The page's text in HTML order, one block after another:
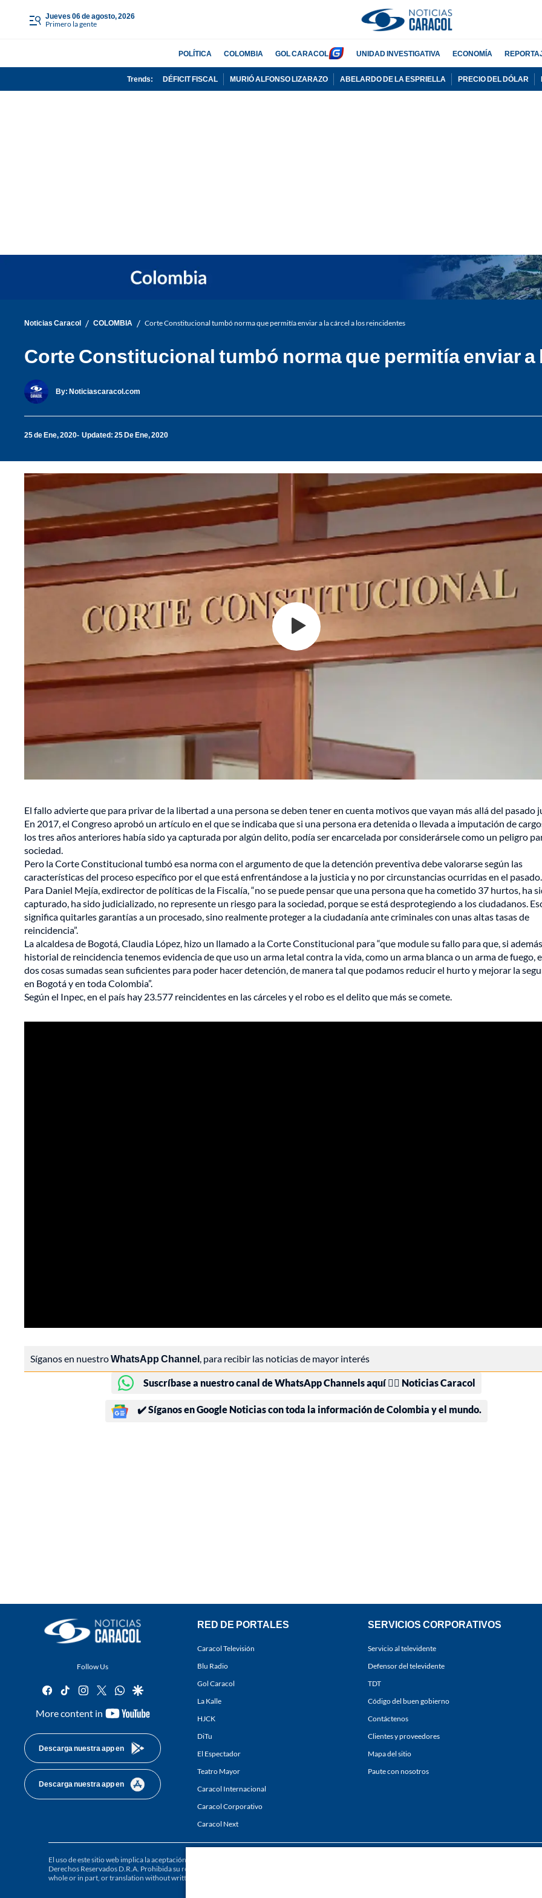
jueves 06 de agosto, 2026
Primero la gente
POLÍTICA COLOMBIA GOL CARACOL UNIDAD INVESTIGATIVA ECONOMÍA
Trends: DÉFICIT FISCAL MURIÓ ALFONSO LIZARAZO ABELARDO DE LA ESPRIELLA PRECIO DEL DÓLAR
Noticias Caracol / COLOMBIA / Corte Constitucional tumbó norma que permitía enviar a la cárcel a los reincidentes
Corte Constitucional tumbó norma que permitía enviar
By: Noticiascaracol.com
25 de Ene, 2020 Updated: 25 De Ene, 2020
El fallo advierte que para privar de la libertad a una persona se deben tener en cuenta motivos que vayan más allá del pasado
En 2017, el Congreso aprobó un artículo en el que se indicaba que si una persona era detenida o llevada a imputación de
los tres años anteriores había sido ya capturada por algún delito, podía ser encarcelada por considerársele como un peligro
sociedad.
Pero la Corte Constitucional tumbó esa norma con el argumento de que la detención preventiva debe valorarse según las
características del proceso específico por el que está enfrentándose a la justicia y no por circunstancias ocurridas en el pasado.
Para Daniel Mejía, exdirector de políticas de la Fiscalía, “no se puede pensar que una persona que ha cometido 37 hurtos, ha
capturado, ha sido judicializado, no represente un riesgo para la sociedad, porque se está desprotegiendo a los ciudadanos.
significa quitarles garantías a un procesado, sino realmente proteger a la ciudadanía ante criminales con unas altas tasas de
reincidencia”.
La alcaldesa de Bogotá, Claudia López, hizo un llamado a la Corte Constitucional para “que module su fallo para que, si
historial de reincidencia tenemos evidencia de que uso un arma letal contra la vida, como un arma blanca o un arma de fuego,
dos cosas sumadas sean suficientes para poder hacer detención, de manera tal que podamos reducir el hurto y mejorar la
en Bogotá y en toda Colombia”.
Según el Inpec, en el país hay 23.577 reincidentes en las cárceles y el robo es el delito que más se comete.
Síganos en nuestroWhatsApp Channel, para recibir las noticias de mayor interés
Suscríbase a nuestro canal de WhatsApp Channels aquí 👉🏻 Noticias Caracol
✔️ Síganos en Google Noticias con toda la información de Colombia y el mundo.
Follow Us
facebook
tiktok instagram
twitterwhatsapp
google
More content in
youtube-
Descarga nuestra app en
Descarga nuestra app en
RED DE PORTALES
Caracol Televisión
Blu Radio
Gol Caracol
La Kalle
HJCK
DiTu
El Espectador
Teatro Mayor
Caracol Internacional
Caracol Corporativo
Caracol Next
SERVICIOS CORPORATIVOS
Servicio al televidente
Defensor del televidente
TDT
Código del buen gobierno
Contáctenos
Clientes y proveedores
Mapa del sitio
Paute con nosotros
El uso de este sitio web implica la aceptación de los
Derechos Reservados D.R.A. Prohibida su reproducción total o parcial, así como su traducción a cualquier idioma sin autorización escrita de su titular.
whole or in part, or translation without written permission is prohibited. All rights reserved 2025.